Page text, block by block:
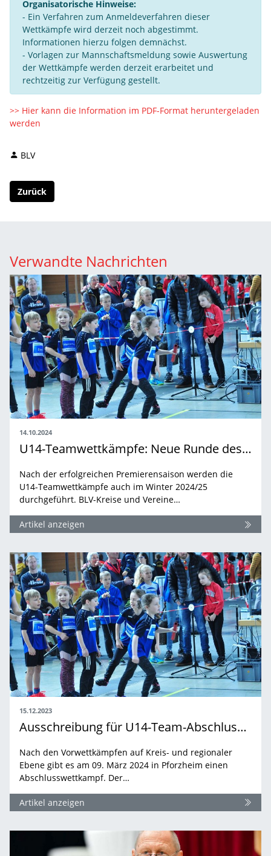
Organisatorische Hinweise:
- Ein Verfahren zum Anmeldeverfahren dieser
Wettkämpfe wird derzeit noch abgestimmt.
Informationen hierzu folgen demnächst.
- Vorlagen zur Mannschaftsmeldung sowie Auswertung
der Wettkämpfe werden derzeit erarbeitet und
rechtzeitig zur Verfügung gestellt.
>> Hier kann die Information im PDF-Format heruntergeladen
werden
BLV
Zurück
Verwandte Nachrichten
14.10.2024
U14-Teamwettkämpfe: Neue Runde des erfolgreichen Projekts
Nach der erfolgreichen Premierensaison werden die
U14-Teamwettkämpfe auch im Winter 2024/25
durchgeführt. BLV-Kreise und Vereine…
Artikel anzeigen
15.12.2023
Ausschreibung für U14-Team-Abschlusswettkampf
Nach den Vorwettkämpfen auf Kreis- und regionaler
Ebene gibt es am 09. März 2024 in Pforzheim einen
Abschlusswettkampf. Der…
Artikel anzeigen